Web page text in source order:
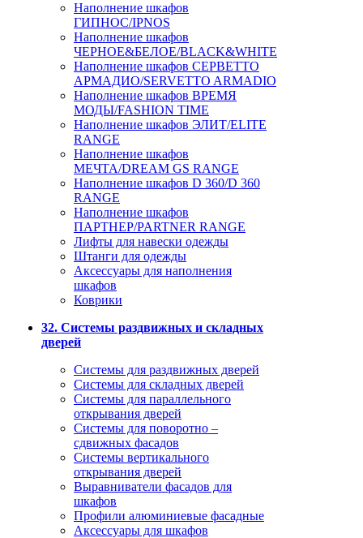
Наполнение шкафов
ГИПНОС/IPNOS
Наполнение шкафов
ЧЕРНОЕ&БЕЛОЕ/BLACK&WHITE
Наполнение шкафов СЕРВЕТТО
АРМАДИО/SERVETTO ARMADIO
Наполнение шкафов ВРЕМЯ
МОДЫ/FASHION TIME
Наполнение шкафов ЭЛИТ/ELITE
RANGE
Наполнение шкафов
МЕЧТА/DREAM GS RANGE
Наполнение шкафов D 360/D 360
RANGE
Наполнение шкафов
ПАРТНЕР/PARTNER RANGE
Лифты для навески одежды
Штанги для одежды
Аксессуары для наполнения
шкафов
Коврики
32. Системы раздвижных и складных
дверей
Системы для раздвижных дверей
Системы для складных дверей
Системы для параллельного
открывания дверей
Системы для поворотно –
сдвижных фасадов
Системы вертикального
открывания дверей
Выравниватели фасадов для
шкафов
Профили алюминиевые фасадные
Аксессуары для шкафов